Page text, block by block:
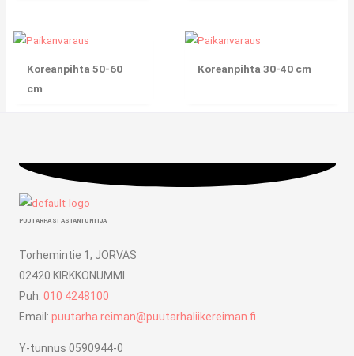
Koreanpihta 50-60
cm
Koreanpihta 30-40 cm
PUUTARHASI ASIANTUNTIJA
Torhemintie 1, JORVAS
02420 KIRKKONUMMI
Puh. 010 4248100
Email: puutarha.reiman@puutarhaliikereiman.fi
Y-tunnus 0590944-0